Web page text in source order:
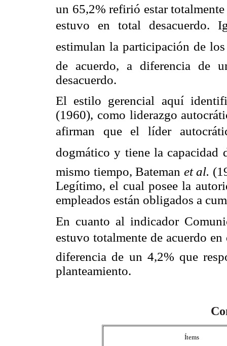
un 65,2% refirió estar
estuvo en total desacuerdo.
estimulan la participación de los
de acuerdo, a diferencia de
desacuerdo.
El estilo gerencial aquí
(1960), como liderazgo
afirman que el líder
dogmático y tiene la capacidad
mismo tiempo, Bateman et al.
Legítimo, el cual posee la
empleados están obligados a
En cuanto al indicador
estuvo totalmente de acuerdo en
diferencia de un 4,2% que
planteamiento.
Ítems